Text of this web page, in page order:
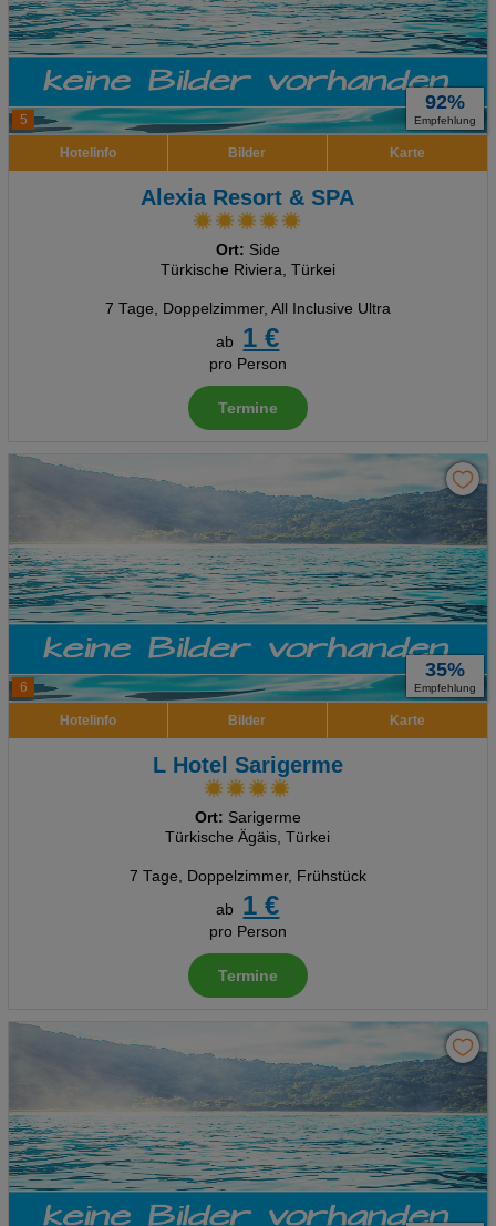
5
92%
Empfehlung
Hotelinfo Bilder Karte
Alexia Resort & SPA
Ort: Side
Türkische Riviera, Türkei
7 Tage, Doppelzimmer, All Inclusive Ultra
ab
1 €
pro Person
Termine
6
35%
Empfehlung
Hotelinfo Bilder Karte
L Hotel Sarigerme
Ort: Sarigerme
Türkische Ägäis, Türkei
7 Tage, Doppelzimmer, Frühstück
ab
1 €
pro Person
Termine